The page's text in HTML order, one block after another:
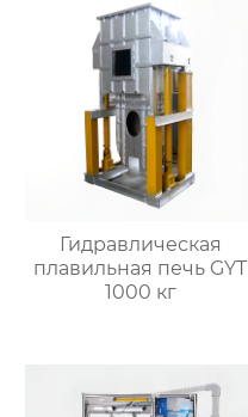
Гидравлическая
плавильная печь GYT
1000 кг